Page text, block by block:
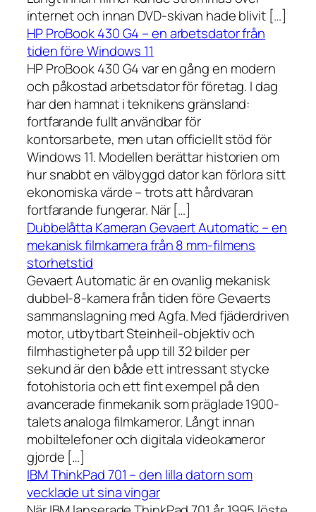
internet och innan DVD-skivan hade blivit […]
HP ProBook 430 G4 – en arbetsdator från
tiden före Windows 11
HP ProBook 430 G4 var en gång en modern
och påkostad arbetsdator för företag. I dag
har den hamnat i teknikens gränsland:
fortfarande fullt användbar för
kontorsarbete, men utan officiellt stöd för
Windows 11. Modellen berättar historien om
hur snabbt en välbyggd dator kan förlora sitt
ekonomiska värde – trots att hårdvaran
fortfarande fungerar. När […]
Dubbelåtta Kameran Gevaert Automatic – en
mekanisk filmkamera från 8 mm-filmens
storhetstid
Gevaert Automatic är en ovanlig mekanisk
dubbel-8-kamera från tiden före Gevaerts
sammanslagning med Agfa. Med fjäderdriven
motor, utbytbart Steinheil-objektiv och
filmhastigheter på upp till 32 bilder per
sekund är den både ett intressant stycke
fotohistoria och ett fint exempel på den
avancerade finmekanik som präglade 1900-
talets analoga filmkameror. Långt innan
mobiltelefoner och digitala videokameror
gjorde […]
IBM ThinkPad 701 – den lilla datorn som
vecklade ut sina vingar